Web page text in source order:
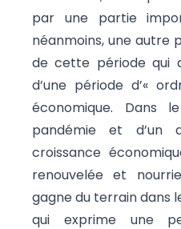
par une partie
néanmoins, une autre
de cette période qui
d’une période d’«
économique.
pandémie et d’un
croissance
renouvelée et
gagne du terrain dans
qui exprime une